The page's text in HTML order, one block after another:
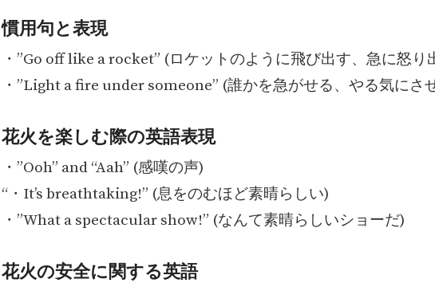
慣用句と表現
・”Go off like a rocket” (ロケットのように飛び出す、急に怒り
・”Light a fire under someone” (誰かを急がせる、やる気にさ
花火を楽しむ際の英語表現
・”Ooh” and “Aah” (感嘆の声)
“・It’s breathtaking!” (息をのむほど素晴らしい)
・”What a spectacular show!” (なんて素晴らしいショーだ)
花火の安全に関する英語